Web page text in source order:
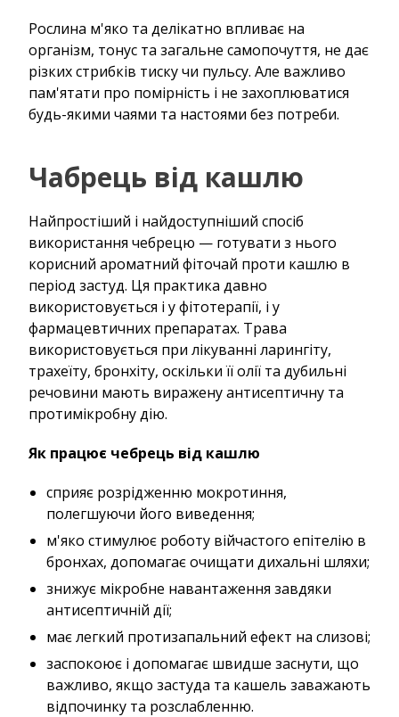
Рослина м'яко та делікатно впливає на
організм, тонус та загальне самопочуття, не дає
різких стрибків тиску чи пульсу. Але важливо
пам'ятати про помірність і не захоплюватися
будь-якими чаями та настоями без потреби.
Чабрець від кашлю
Найпростіший і найдоступніший спосіб
використання чебрецю — готувати з нього
корисний ароматний фіточай проти кашлю в
період застуд. Ця практика давно
використовується і у фітотерапії, і у
фармацевтичних препаратах. Трава
використовується при лікуванні ларингіту,
трахеїту, бронхіту, оскільки її олії та дубильні
речовини мають виражену антисептичну та
протимікробну дію.
Як працює чебрець від кашлю
сприяє розрідженню мокротиння,
полегшуючи його виведення;
м'яко стимулює роботу війчастого епітелію в
бронхах, допомагає очищати дихальні шляхи;
знижує мікробне навантаження завдяки
антисептичній дії;
має легкий протизапальний ефект на слизові;
заспокоює і допомагає швидше заснути, що
важливо, якщо застуда та кашель заважають
відпочинку та розслабленню.